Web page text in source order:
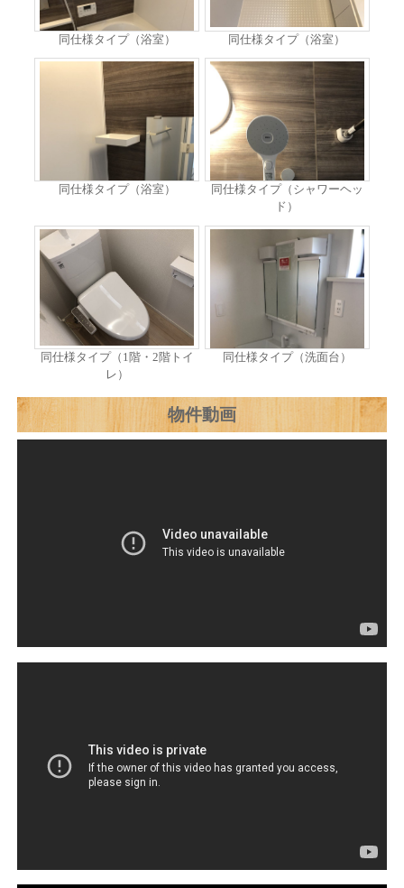
同仕様タイプ（浴室） 同仕様タイプ（浴室）
同仕様タイプ（浴室）
同仕様タイプ（シャワーヘッ
ド）
同仕様タイプ（1階・2階トイ
レ）
同仕様タイプ（洗面台）
物件動画